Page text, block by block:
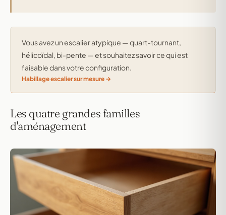
Vous avez un escalier atypique — quart-tournant,
hélicoïdal, bi-pente — et souhaitez savoir ce qui est
faisable dans votre configuration.
Habillage escalier sur mesure
Les quatre grandes familles
d'aménagement